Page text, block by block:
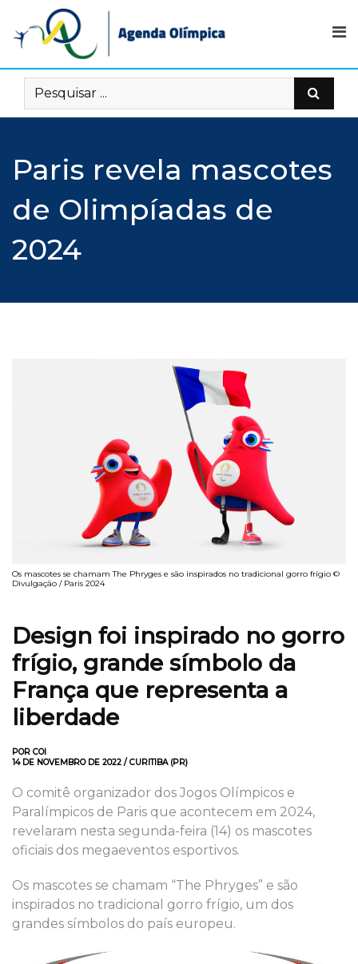
content
Paris revela mascotes
de Olimpíadas de
2024
Os mascotes se chamam The Phryges e são inspirados no tradicional gorro frígio ©
Divulgação / Paris 2024
Design foi inspirado no gorro
frígio, grande símbolo da
França que representa a
liberdade
POR COI
14 DE NOVEMBRO DE 2022 / CURITIBA (PR)
O comitê organizador dos Jogos Olímpicos e
Paralímpicos de Paris que acontecem em 2024,
revelaram nesta segunda-feira (14) os mascotes
oficiais dos megaeventos esportivos.
Os mascotes se chamam “The Phryges” e são
inspirados no tradicional gorro frígio, um dos
grandes símbolos do país europeu.